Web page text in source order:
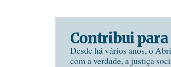
Contribui para
Desde há vários anos, o
com a verdade, a justiça